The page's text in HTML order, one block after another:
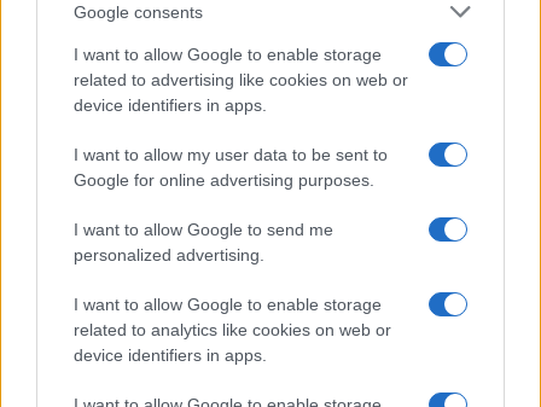
Google consents
I want to allow Google to enable storage
related to advertising like cookies on web or
device identifiers in apps.
I want to allow my user data to be sent to
Google for online advertising purposes.
I want to allow Google to send me
personalized advertising.
I want to allow Google to enable storage
related to analytics like cookies on web or
device identifiers in apps.